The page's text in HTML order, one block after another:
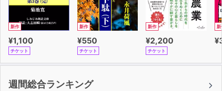
新作
¥1,100
チケット
新作
¥550
チケット
新作
¥2,200
チケット
新
週間総合ランキング